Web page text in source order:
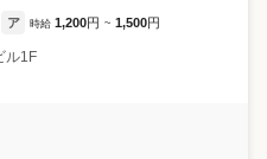
ア 時給 1,200円 ~ 1,500円
ル1F